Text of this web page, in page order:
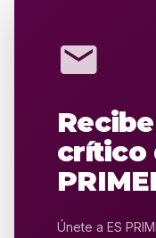
mail
crítico
Únete a ES